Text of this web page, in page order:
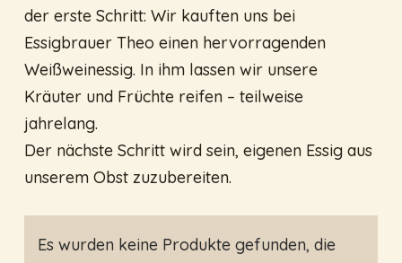
der erste Schritt: Wir kauften uns bei
Essigbrauer Theo einen hervorragenden
Weißweinessig. In ihm lassen wir unsere
Kräuter und Früchte reifen – teilweise
jahrelang.
Der nächste Schritt wird sein, eigenen Essig aus
unserem Obst zuzubereiten.
Es wurden keine Produkte gefunden, die